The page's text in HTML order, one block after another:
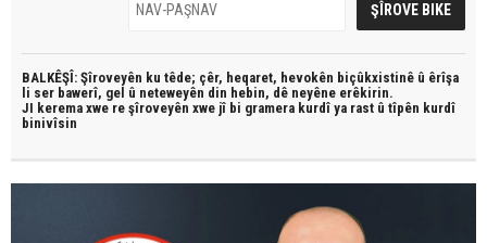
BALKÊŞÎ: Şîroveyên ku têde; çêr, heqaret, hevokên biçûkxistinê û êrîşa
li ser bawerî, gel û neteweyên din hebin, dê neyêne erêkirin.
JI kerema xwe re şîroveyên xwe jî bi gramera kurdî ya rast û tîpên kurdî
binivîsin